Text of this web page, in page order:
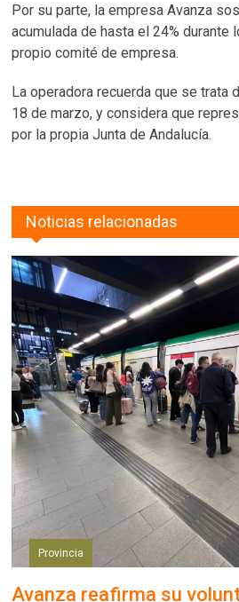
Por su parte, la empresa Avanza
acumulada de hasta el 24%
propio comité de empresa.
La operadora recuerda que se
18 de marzo, y considera que
por la propia Junta de Andalucía.
Noticias relacionadas
Provincia
Avanza reafirma su